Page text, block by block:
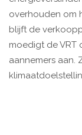
overhouden om
blijft de
moedigt de VRT
aannemers aan.